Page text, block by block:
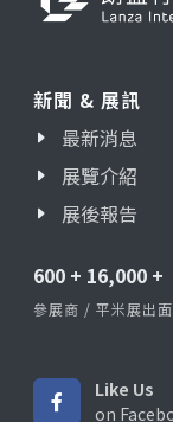
新聞 & 展訊
最新消息
展覽介紹
展後報告
600 + 16,000 +
參展商 / 平米展出
Like Us
on